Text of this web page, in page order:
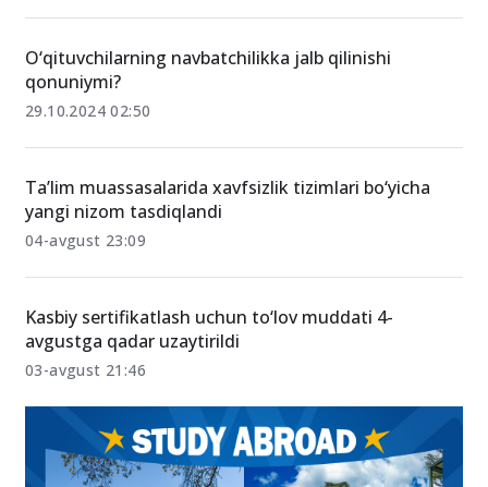
O‘qituvchilarning navbatchilikka jalb qilinishi
qonuniymi?
29.10.2024 02:50
Ta’lim muassasalarida xavfsizlik tizimlari bo‘yicha
yangi nizom tasdiqlandi
04-avgust 23:09
Kasbiy sertifikatlash uchun to‘lov muddati 4-
avgustga qadar uzaytirildi
03-avgust 21:46